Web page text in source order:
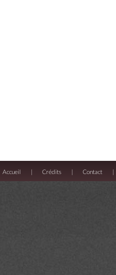
Accueil Crédits Contact